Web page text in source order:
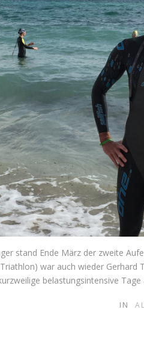
stand Ende März der zweite
war auch wieder Gerhard
belastungsintensive
IN